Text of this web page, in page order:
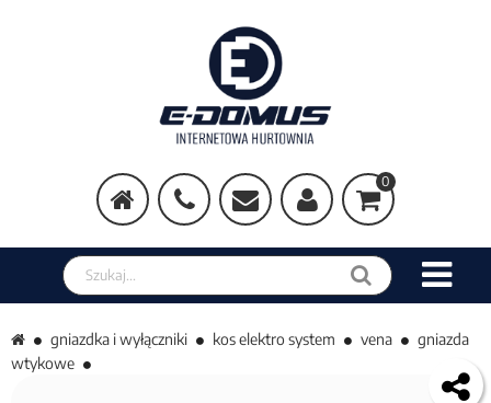
0
Szukaj w sklepie
gniazdka i wyłączniki kos elektro system vena
gniazda
wtykowe